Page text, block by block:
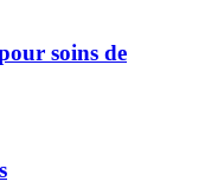
soins de